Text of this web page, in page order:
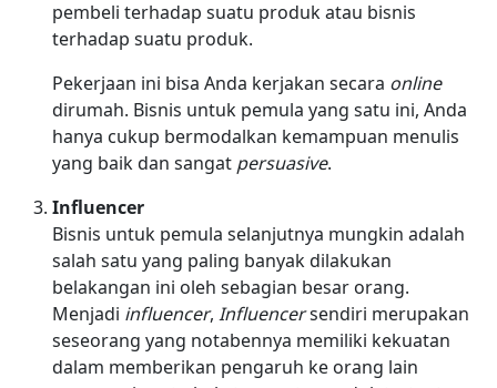
pembeli terhadap suatu produk atau bisnis
terhadap suatu produk.
Pekerjaan ini bisa Anda kerjakan secara online
dirumah. Bisnis untuk pemula yang satu ini, Anda
hanya cukup bermodalkan kemampuan menulis
yang baik dan sangat persuasive.
Influencer
Bisnis untuk pemula selanjutnya mungkin adalah
salah satu yang paling banyak dilakukan
belakangan ini oleh sebagian besar orang.
Menjadi influencer, Influencersendiri merupakan
seseorang yang notabennya memiliki kekuatan
dalam memberikan pengaruh ke orang lain